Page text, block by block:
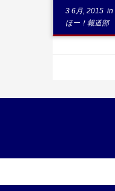
3 6月, 2015 in
ほー！報道部